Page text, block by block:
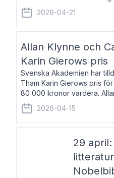
författare, journalist och
återkommande för Svenska
2026-04-21
Allan Klynne och
Karin Gierows pris
Svenska Akademien har
Tham Karin Gierows pris
80 000 kronor vardera.
arkeolog, författare,
kultur och samhällsliv. Ut
2026-04-15
29